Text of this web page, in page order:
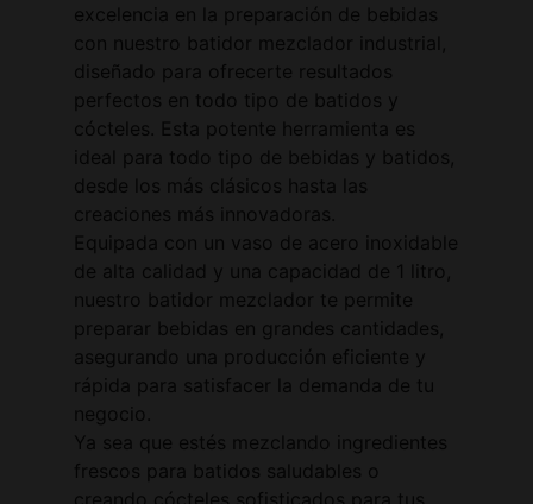
excelencia en la preparación de bebidas
con nuestro batidor mezclador industrial,
diseñado para ofrecerte resultados
perfectos en todo tipo de batidos y
cócteles. Esta potente herramienta es
ideal para todo tipo de bebidas y batidos,
desde los más clásicos hasta las
creaciones más innovadoras.
Equipada con un vaso de acero inoxidable
de alta calidad y una capacidad de 1 litro,
nuestro batidor mezclador te permite
preparar bebidas en grandes cantidades,
asegurando una producción eficiente y
rápida para satisfacer la demanda de tu
negocio.
Ya sea que estés mezclando ingredientes
frescos para batidos saludables o
creando cócteles sofisticados para tus